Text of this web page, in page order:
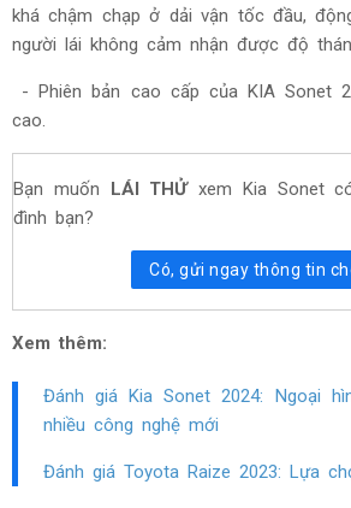
khá chậm chạp ở dải vận tốc đầu,
người lái không cảm nhận được độ
- Phiên bản cao cấp của KIA Sonet
cao.
Bạn muốn LÁI THỬxem Kia Sonet
đình bạn?
Có, gửi ngay thông tin
Xem thêm:
Đánh giá Kia Sonet 2024: Ngoại
nhiều công nghệ mới
Đánh giá Toyota Raize 2023: Lựa